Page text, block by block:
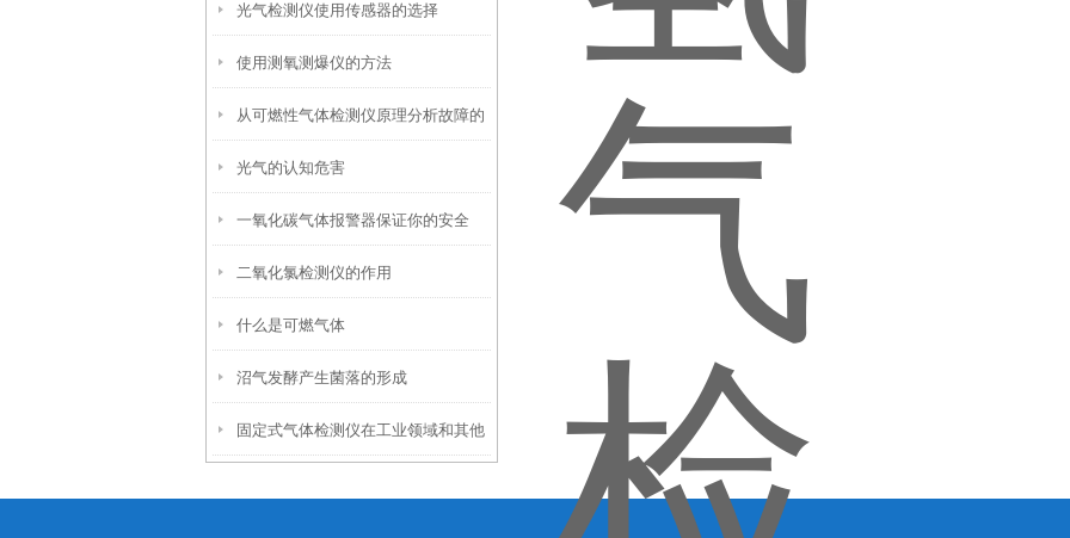
光气检测仪使用传感器的选择
使用测氧测爆仪的方法
从可燃性气体检测仪原理分析故障的
产生原因
光气的认知危害
一氧化碳气体报警器保证你的安全
二氧化氯检测仪的作用
什么是可燃气体
沼气发酵产生菌落的形成
固定式气体检测仪在工业领域和其他